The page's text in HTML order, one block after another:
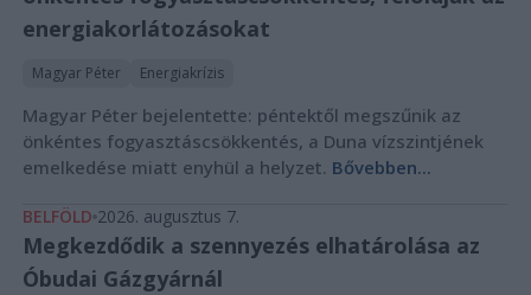
energiakorlátozásokat
Magyar Péter Energiakrízis
Magyar Péter bejelentette: péntektől megszűnik az
önkéntes fogyasztáscsökkentés, a Duna vízszintjének
emelkedése miatt enyhül a helyzet. Bővebben...
BELFÖLD 2026. augusztus 7.
Megkezdődik a szennyezés elhatárolása az
Óbudai Gázgyárnál